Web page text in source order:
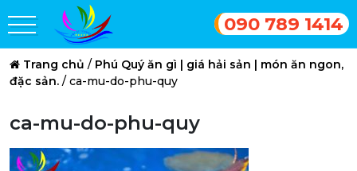
090 789 1414
Trang chủ / Phú Quý ăn gì | giá hải sản | món ăn ngon,
đặc sản. / ca-mu-do-phu-quy
ca-mu-do-phu-quy